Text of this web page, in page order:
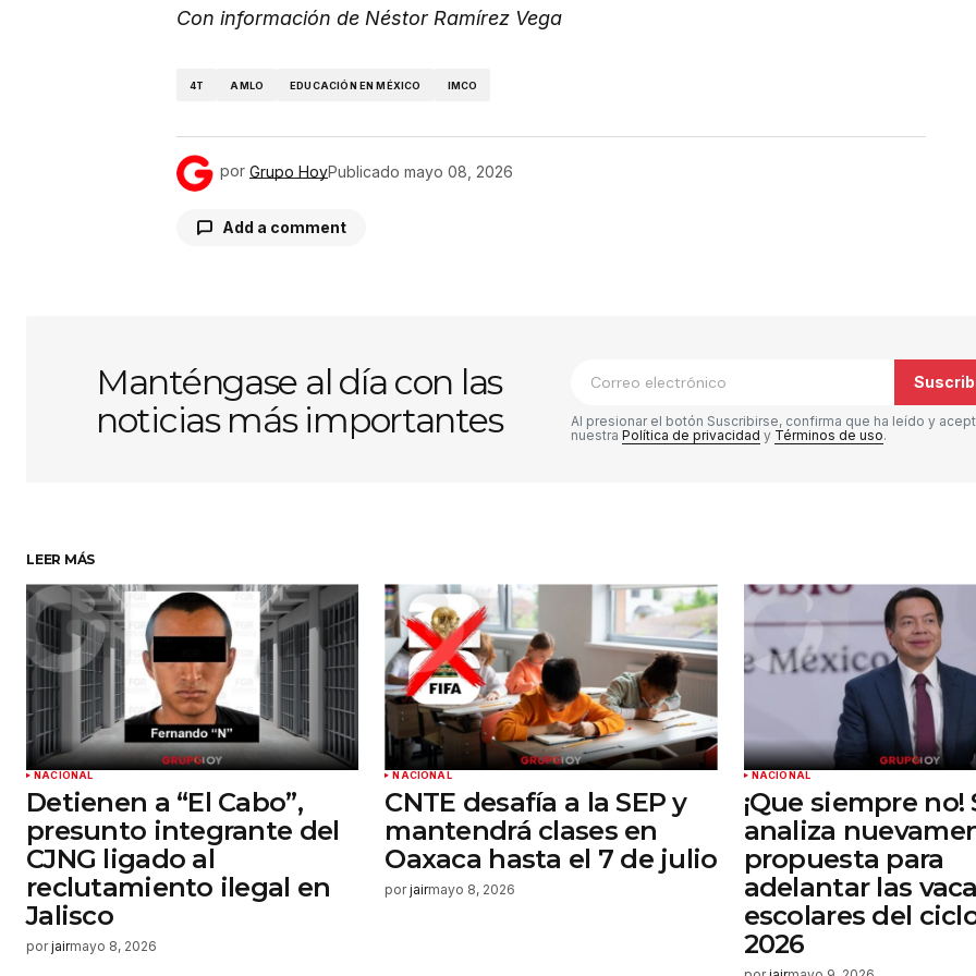
Con información de Néstor Ramírez Vega
4T AMLO EDUCACIÓN EN MÉXICO IMCO
por Grupo HoyPublicado mayo 08, 2026
Add a comment
Comentario *
Guardar mi nombre, correo electrónico
y sitio web en este navegador para la
próxima vez que haga un comentario.
Enviar comentario
Manténgase al día con las
noticias más importantes
Al presionar el botón Suscribirse, confirma que ha leído y
nuestra Política de privacidad y Términos de uso.
LEER MÁS
NACIONAL
Detienen a “El Cabo”,
presunto integrante del
CJNG ligado al
reclutamiento ilegal en
Jalisco
por jairmayo 8, 2026
NACIONAL
CNTE desafía a la SEP y
mantendrá clases en
Oaxaca hasta el 7 de julio
por jairmayo 8, 2026
NACIONAL
¡Que siempre no!
analiza
propuesta para
adelantar las
escolares del
2026